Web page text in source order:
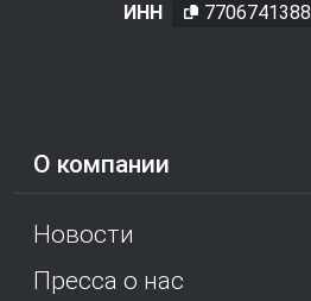
О компании
Новости
Пресса о нас
ИНН
7706741388